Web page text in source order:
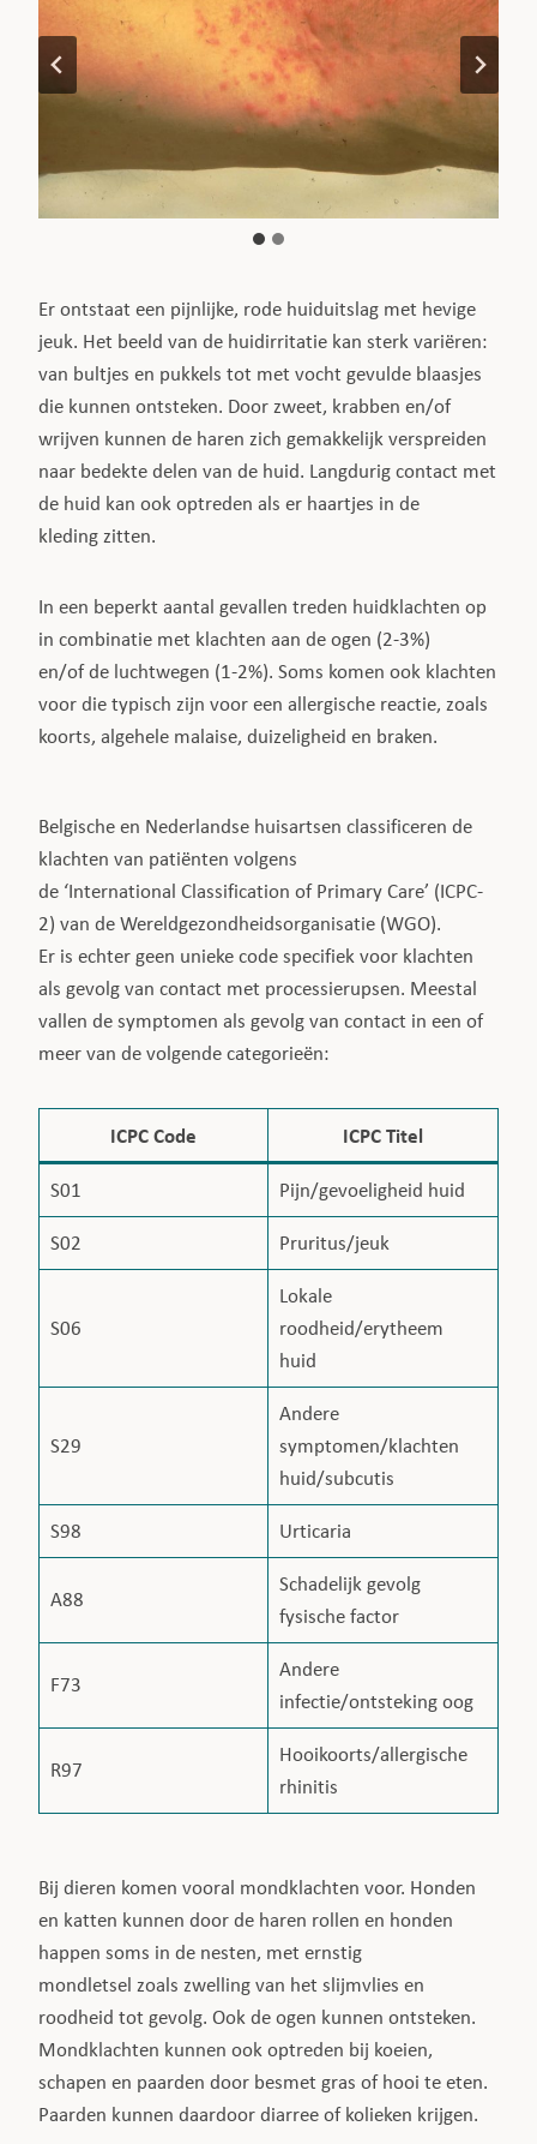
Er ontstaat een pijnlijke, rode huiduitslag met hevige
jeuk. Het beeld van de huidirritatie kan sterk variëren:
van bultjes en pukkels tot met vocht gevulde blaasjes
die kunnen ontsteken. Door zweet, krabben en/of
wrijven kunnen de haren zich gemakkelijk verspreiden
naar bedekte delen van de huid. Langdurig contact met
de huid kan ook optreden als er haartjes in de
kleding zitten.
In een beperkt aantal gevallen treden huidklachten op
in combinatie met klachten aan de ogen (2-3%)
en/of de luchtwegen (1-2%). Soms komen ook klachten
voor die typisch zijn voor een allergische reactie, zoals
koorts, algehele malaise, duizeligheid en braken.
Belgische en Nederlandse huisartsen classificeren de
klachten van patiënten volgens
de ‘International Classification of Primary Care’ (ICPC-
2) van de Wereldgezondheidsorganisatie (WGO).
Er is echter geen unieke code specifiek voor klachten
als gevolg van contact met processierupsen. Meestal
vallen de symptomen als gevolg van contact in een of
meer van de volgende categorieën:
ICPC Code ICPC Titel
S01
Pijn/gevoeligheid huid
S02
Pruritus/jeuk
S06
Lokale
roodheid/erytheem
huid
S29
Andere
symptomen/klachten
huid/subcutis
S98
Urticaria
A88
Schadelijk gevolg
fysische factor
F73
Andere
infectie/ontsteking oog
R97
Hooikoorts/allergische
rhinitis
Bij dieren komen vooral mondklachten voor. Honden
en katten kunnen door de haren rollen en honden
happen soms in de nesten, met ernstig
mondletsel zoals zwelling van het slijmvlies en
roodheid tot gevolg. Ook de ogen kunnen ontsteken.
Mondklachten kunnen ook optreden bij koeien,
schapen en paarden door besmet gras of hooi te eten.
Paarden kunnen daardoor diarree of kolieken krijgen.